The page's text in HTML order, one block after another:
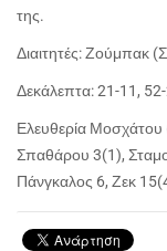
της.
Διαιτητές: Ζούμπακ
Δεκάλεπτα: 21-11,
Ελευθερία
Σπαθάρου 3(1),
Πάνγκαλος 6, Ζεκ